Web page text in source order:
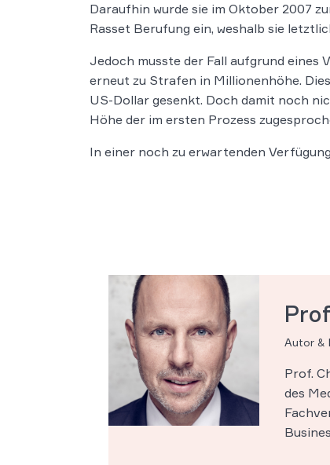
Daraufhin wurde sie im Oktober 2007
Rasset Berufung ein, weshalb sie
Jedoch musste der Fall aufgrund
erneut zu Strafen in Millionenhöhe.
US-Dollar gesenkt. Doch damit noch
Höhe der im ersten Prozess
In einer noch zu erwartenden
Autor &
Prof.
des